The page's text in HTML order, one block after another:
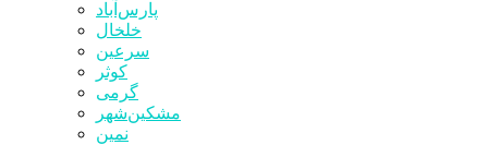
پارس‌آباد
خلخال
سرعین
کوثر
گرمی
مشکین‌شهر
نمین